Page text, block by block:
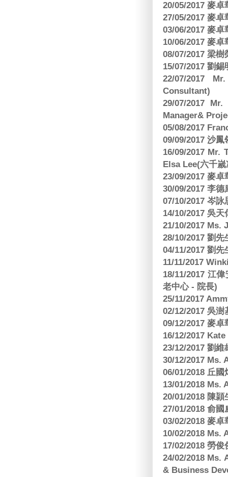
20/05/2017 麥
27/05/2017 麥
03/06/2017 麥
10/06/2017 麥
08/07/2017 梁
15/07/2017 劉
22/07/2017
Consultant)
29/07/2017
Manager&
05/08/2017
09/09/2017 沙
16/09/2017 Mr.
Elsa Lee(六千
23/09/2017 麥
30/09/2017 李
07/10/2017 岑
14/10/2017 吳
21/10/2017 Ms.
28/10/2017 劉
04/11/2017 劉
11/11/2017
18/11/2017 江
老中心 - 院長)
25/11/2017
02/12/2017 吳
09/12/2017 麥
16/12/2017
23/12/2017 劉
30/12/2017 Ms.
06/01/2018 丘
13/01/2018 Ms.
20/01/2018 陳
27/01/2018 俞
03/02/2018 麥
10/02/2018 Ms.
17/02/2018 勞
24/02/2018 Ms.
& Business